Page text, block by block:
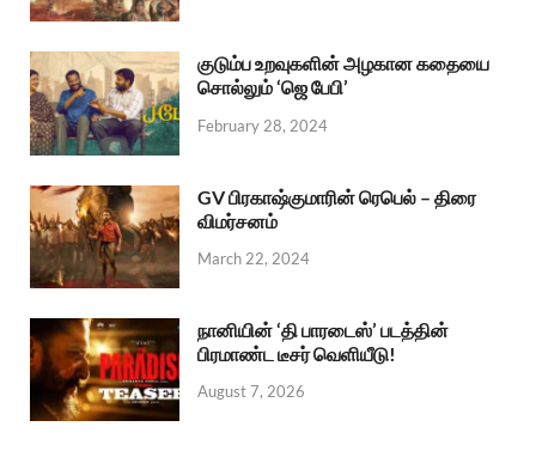
குடும்ப உறவுகளின் அழகான கதையை
சொல்லும் ‘ஜெ பேபி’
February 28, 2024
GV பிரகாஷ்குமாரின் ரெபெல் – திரை
விமர்சனம்
March 22, 2024
நானியின் ‘தி பாரடைஸ்’ படத்தின்
பிரமாண்ட டீசர் வெளியீடு!
August 7, 2026